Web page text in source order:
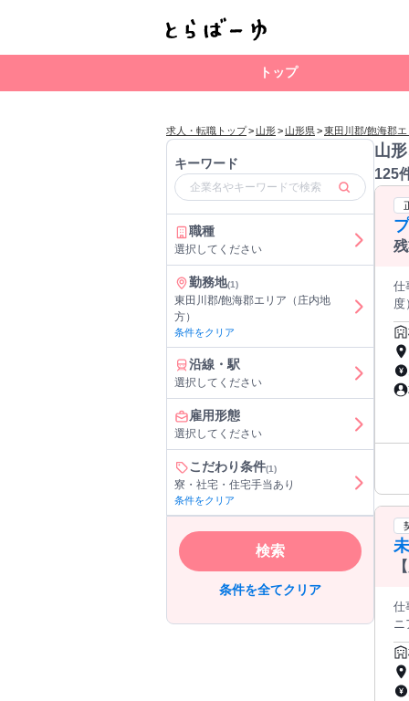
トップ
求人・転職トップ> 山形> 山形県>東田川郡/飽海郡エ
キーワード
職種
選択してください
勤務地(1)
東田川郡/飽海郡エリア（庄内地
方）
条件をクリア
沿線・駅
選択してください
雇用形態
選択してください
こだわり条件(1)
寮・社宅・住宅手当あり
条件をクリア
検索
条件を全てクリア
山
125
仕
度） 「プログラミングって何から始めればいい？」 「IT未経験でも本当
NEO
徹
ッ
任講師が指導。
例
会も随時開催。 ■
に
清潔感が
仕
ニ
し！ 『プログラミングスクールや、職業訓練校をせっか
が
方も少